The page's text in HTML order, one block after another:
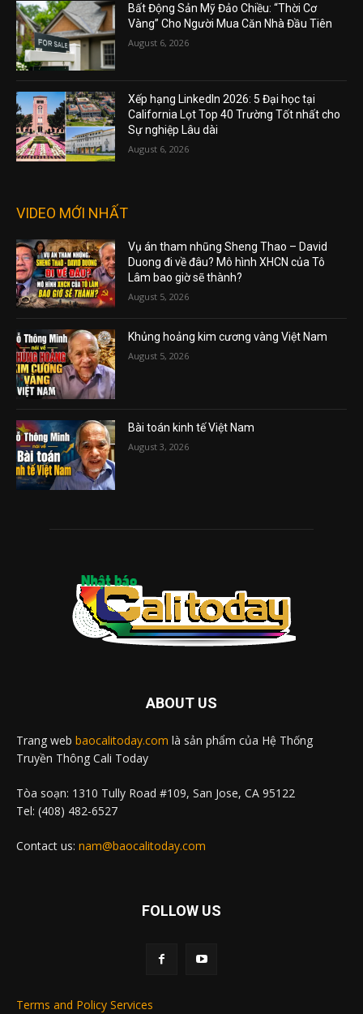
Bất Động Sản Mỹ Đảo Chiều: “Thời Cơ
Vàng” Cho Người Mua Căn Nhà Đầu Tiên
August 6, 2026
Xếp hạng LinkedIn 2026: 5 Đại học tại
California Lọt Top 40 Trường Tốt nhất cho
Sự nghiệp Lâu dài
August 6, 2026
VIDEO MỚI NHẤT
Vụ án tham nhũng Sheng Thao – David
Duong đi về đâu? Mô hình XHCN của Tô
Lâm bao giờ sẽ thành?
August 5, 2026
Khủng hoảng kim cương vàng Việt Nam
August 5, 2026
Bài toán kinh tế Việt Nam
August 3, 2026
ABOUT US
Trang web baocalitoday.com là sản phẩm của Hệ Thống
Truyền Thông Cali Today
Tòa soạn: 1310 Tully Road #109, San Jose, CA 95122
Tel: (408) 482-6527
Contact us: nam@baocalitoday.com
FOLLOW US
Terms and Policy Services